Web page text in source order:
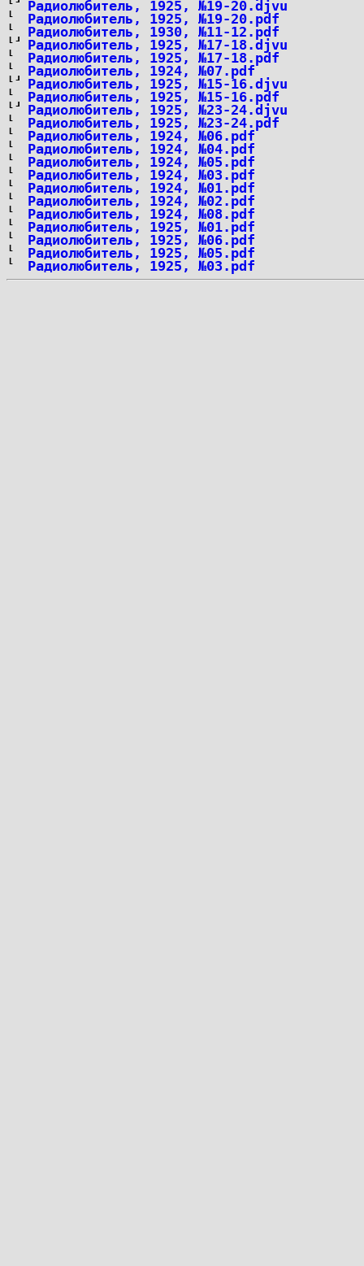
Радиолюбитель, 1925, №19-20.djvu
Радиолюбитель, 1925, №19-20.pdf
Радиолюбитель, 1930, №11-12.pdf
Радиолюбитель, 1925, №17-18.djvu
Радиолюбитель, 1925, №17-18.pdf
Радиолюбитель, 1924, №07.pdf
Радиолюбитель, 1925, №15-16.djvu
Радиолюбитель, 1925, №15-16.pdf
Радиолюбитель, 1925, №23-24.djvu
Радиолюбитель, 1925, №23-24.pdf
Радиолюбитель, 1924, №06.pdf
Радиолюбитель, 1924, №04.pdf
Радиолюбитель, 1924, №05.pdf
Радиолюбитель, 1924, №03.pdf
Радиолюбитель, 1924, №01.pdf
Радиолюбитель, 1924, №02.pdf
Радиолюбитель, 1924, №08.pdf
Радиолюбитель, 1925, №01.pdf
Радиолюбитель, 1925, №06.pdf
Радиолюбитель, 1925, №05.pdf
Радиолюбитель, 1925, №03.pdf